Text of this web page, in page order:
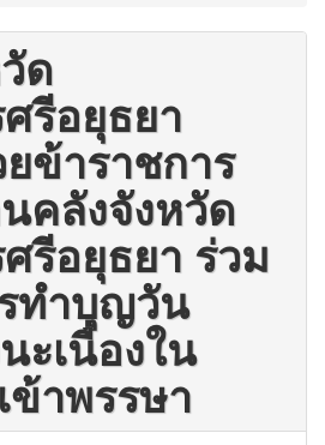
ด
รีอยุธยา
ข้าราชการ
คลังจังหวัด
รีอยุธยา ร่วม
ทำบุญวัน
ะเนื่องใน
ข้าพรรษา